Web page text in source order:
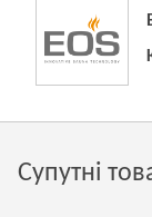
Супутні